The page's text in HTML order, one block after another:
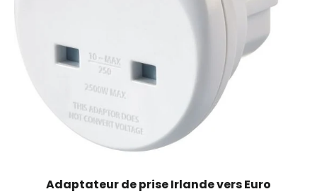
Adaptateur de prise Irlande vers Euro